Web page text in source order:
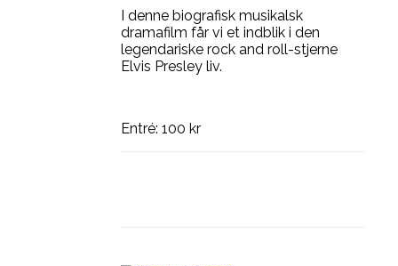
I denne biografisk musikalsk
dramafilm får vi et indblik i den
legendariske rock and roll-stjerne
Elvis Presley liv.
Entré: 100 kr